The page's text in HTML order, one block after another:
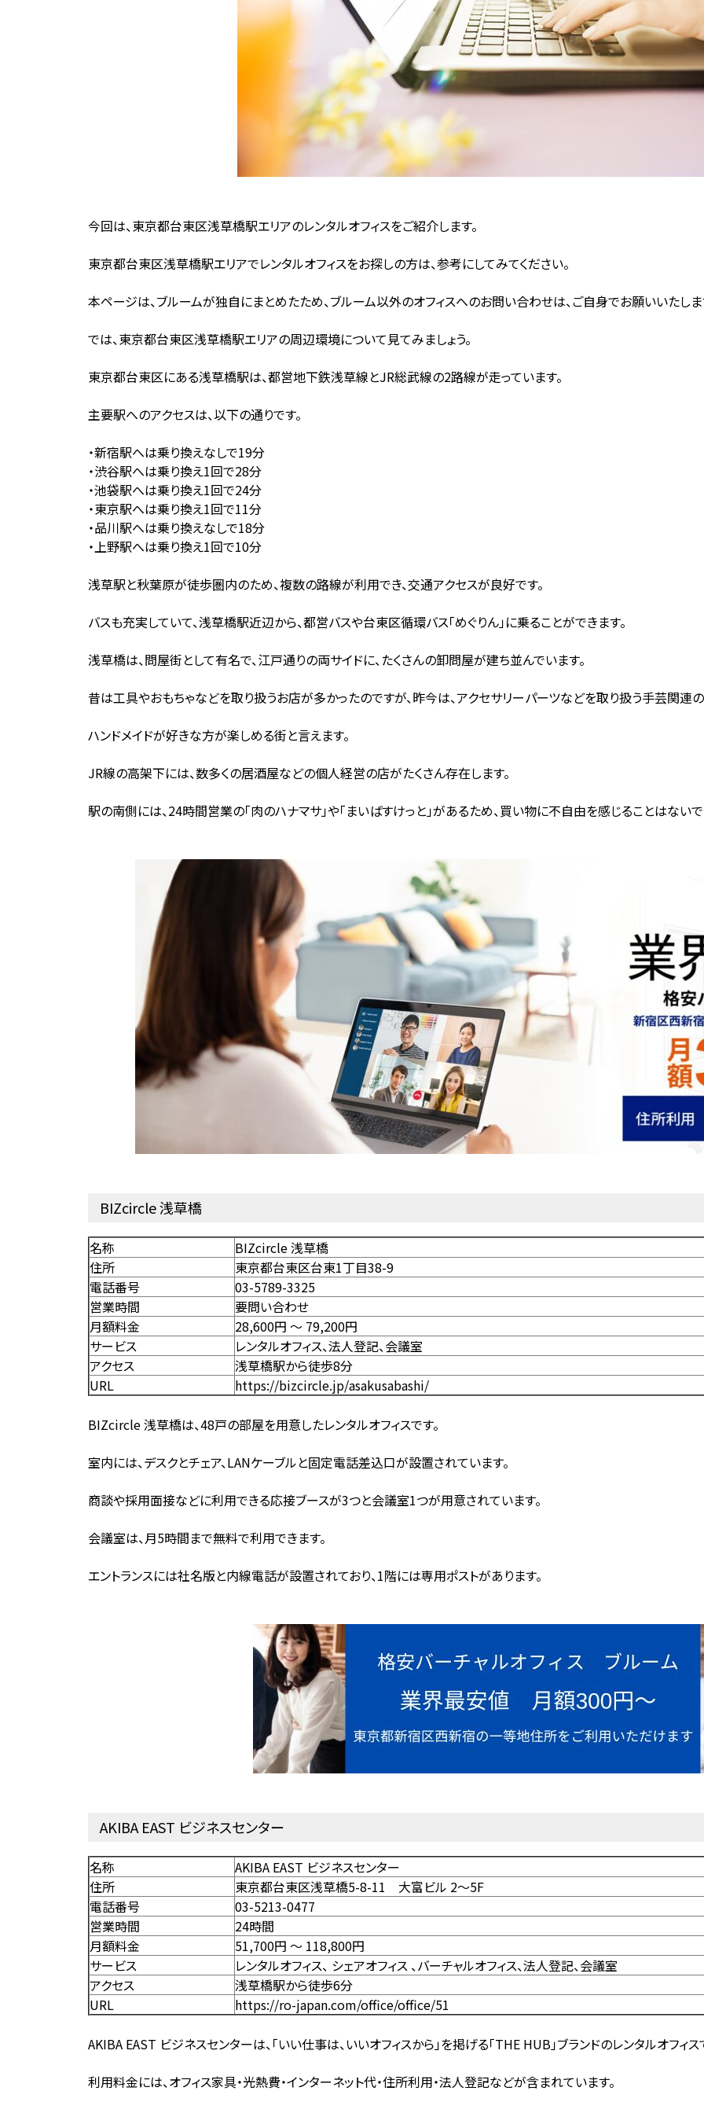
今回は、東京都台東区浅草橋駅エリアのレンタルオフィスをご紹介します。
東京都台東区浅草橋駅エリアでレンタルオフィスをお探しの方は、参考にしてみてください。
本ページは、ブルームが独自にまとめたため、ブルーム以外のオフィスへのお問い合わせは、ご自身でお願いいたしま
では、東京都台東区浅草橋駅エリアの周辺環境について見てみましょう。
東京都台東区にある浅草橋駅は、都営地下鉄浅草線とJR総武線の2路線が走っています。
主要駅へのアクセスは、以下の通りです。
・新宿駅へは乗り換えなしで19分
・渋谷駅へは乗り換え1回で28分
・池袋駅へは乗り換え1回で24分
・東京駅へは乗り換え1回で11分
・品川駅へは乗り換えなしで18分
・上野駅へは乗り換え1回で10分
浅草駅と秋葉原が徒歩圏内のため、複数の路線が利用でき、交通アクセスが良好です。
バスも充実していて、浅草橋駅近辺から、都営バスや台東区循環バス「めぐりん」に乗ることができます。
浅草橋は、問屋街として有名で、江戸通りの両サイドに、たくさんの卸問屋が建ち並んでいます。
昔は工具やおもちゃなどを取り扱うお店が多かったのですが、昨今は、アクセサリーパーツなどを取り扱う手芸関連
ハンドメイドが好きな方が楽しめる街と言えます。
JR線の高架下には、数多くの居酒屋などの個人経営の店がたくさん存在します。
駅の南側には、24時間営業の「肉のハナマサ」や「まいばすけっと」があるため、買い物に不自由を感じることはないで
BIZcircle 浅草橋
名称
BIZcircle 浅草橋
住所
東京都台東区台東1丁目38-9
電話番号
03-5789-3325
営業時間
要問い合わせ
月額料金
28,600円 〜 79,200円
サービス
レンタルオフィス、法人登記、会議室
アクセス
浅草橋駅から徒歩8分
URL
https://bizcircle.jp/asakusabashi/
BIZcircle 浅草橋は、48戸の部屋を用意したレンタルオフィスです。
室内には、デスクとチェア、LANケーブルと固定電話差込口が設置されています。
商談や採用面接などに利用できる応接ブースが3つと会議室1つが用意されています。
会議室は、月5時間まで無料で利用できます。
エントランスには社名版と内線電話が設置されており、1階には専用ポストがあります。
AKIBA EAST ビジネスセンター
名称
AKIBA EAST ビジネスセンター
住所
東京都台東区浅草橋5-8-11 大富ビル 2～5F
電話番号
03-5213-0477
営業時間
24時間
月額料金
51,700円 〜 118,800円
サービス
レンタルオフィス、 シェアオフィス 、バーチャルオフィス、法人登記、会議室
アクセス
浅草橋駅から徒歩6分
URL
https://ro-japan.com/office/office/51
AKIBA EAST ビジネスセンターは、「いい仕事は、いいオフィスから」を掲げる「THE HUB」ブランドのレンタルオフィス
利用料金には、オフィス家具・光熱費・インターネット代・住所利用・法人登記などが含まれています。